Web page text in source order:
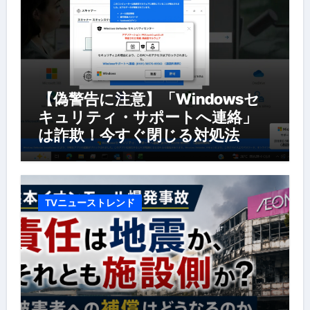
【偽警告に注意】「Windowsセ
キュリティ・サポートへ連絡」
は詐欺！今すぐ閉じる対処法
TVニューストレンド